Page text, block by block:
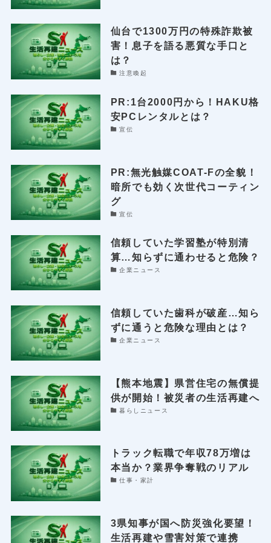
仙台で1300万円の特殊詐欺被
害！息子を語る悪質な手口と
は？
注意喚起
PR:1台2000円から！HAKU格
安PCレンタルとは？
宣伝
PR:無光触媒COAT-Fの全貌！
暗所でも効く次世代コーティン
グ
宣伝
信頼していた学習塾が特別清
算…知らずに通わせると危険？
企業ニュース
信頼していた歯科が破産…知ら
ずに通うと危険な理由とは？
企業ニュース
【熊本地震】県営住宅の無償提
供が開始！被災者の生活再建へ
暮らしニュース
トラック転職で年収78万増は
本当か？業界争奪戦のリアル
仕事・家計
3県知事が国へ防災強化要望！
生活再建や雪害対策で連携